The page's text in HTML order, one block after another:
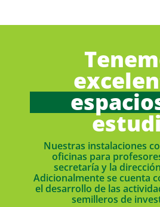
Nuestras instalaciones
oficinas para
secretaría y la
Adicionalmente se cuenta
el desarrollo de las
semilleros de